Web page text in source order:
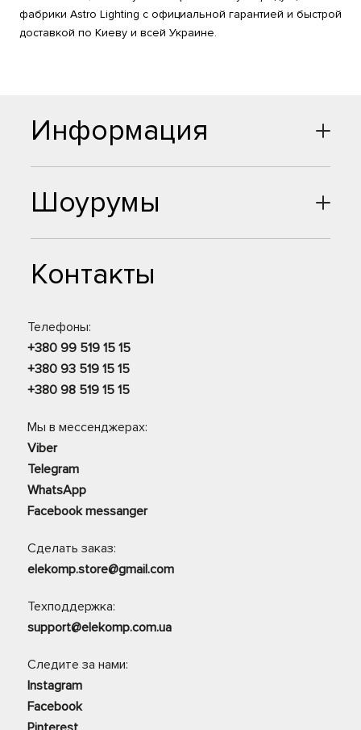
фабрики Astro Lighting с официальной гарантией и быстрой
доставкой по Киеву и всей Украине.
Шоурумы
Контакты
Телефоны:
+380 99 519 15 15
+380 93 519 15 15
+380 98 519 15 15
Мы в мессенджерах:
Viber
Telegram
WhatsApp
Facebook messanger
Сделать заказ:
elekomp.store@gmail.com
Техподдержка:
support@elekomp.com.ua
Следите за нами:
Instagram
Facebook
Информация